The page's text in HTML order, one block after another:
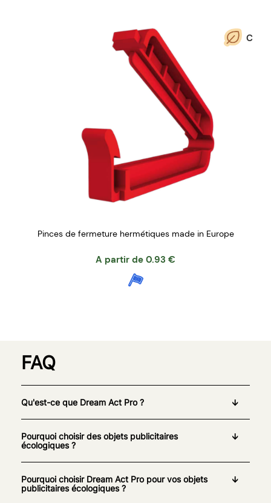
C
Pinces de fermeture hermétiques made in Europe
A partir de 0.93 €
FAQ
Qu'est-ce que Dream Act Pro ?
Pourquoi choisir des objets publicitaires
écologiques ?
Pourquoi choisir Dream Act Pro pour vos objets
publicitaires écologiques ?